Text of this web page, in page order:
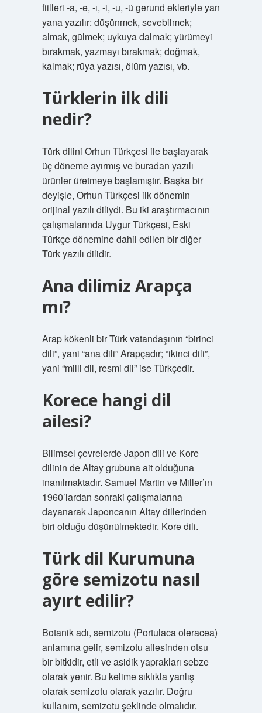
fiilleri -a, -e, -ı, -i, -u, -ü gerund ekleriyle yan
yana yazılır: düşünmek, sevebilmek;
almak, gülmek; uykuya dalmak; yürümeyi
bırakmak, yazmayı bırakmak; doğmak,
kalmak; rüya yazısı, ölüm yazısı, vb.
Türklerin ilk dili
nedir?
Türk dilini Orhun Türkçesi ile başlayarak
üç döneme ayırmış ve buradan yazılı
ürünler üretmeye başlamıştır. Başka bir
deyişle, Orhun Türkçesi ilk dönemin
orijinal yazılı diliydi. Bu iki araştırmacının
çalışmalarında Uygur Türkçesi, Eski
Türkçe dönemine dahil edilen bir diğer
Türk yazılı dilidir.
Ana dilimiz Arapça
mı?
Arap kökenli bir Türk vatandaşının “birinci
dili”, yani “ana dili” Arapçadır; “ikinci dili”,
yani “milli dil, resmi dil” ise Türkçedir.
Korece hangi dil
ailesi?
Bilimsel çevrelerde Japon dili ve Kore
dilinin de Altay grubuna ait olduğuna
inanılmaktadır. Samuel Martin ve Miller’ın
1960’lardan sonraki çalışmalarına
dayanarak Japoncanın Altay dillerinden
biri olduğu düşünülmektedir. Kore dili.
Türk dil Kurumuna
göre semizotu nasıl
ayırt edilir?
Botanik adı, semizotu (Portulaca oleracea)
anlamına gelir, semizotu ailesinden otsu
bir bitkidir, etli ve asidik yaprakları sebze
olarak yenir. Bu kelime sıklıkla yanlış
olarak semizotu olarak yazılır. Doğru
kullanım, semizotu şeklinde olmalıdır.